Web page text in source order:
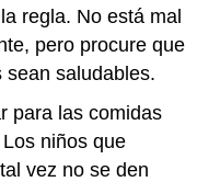
regla. No está mal
pero procure que
sean saludables.
para las comidas
niños que
vez no se den